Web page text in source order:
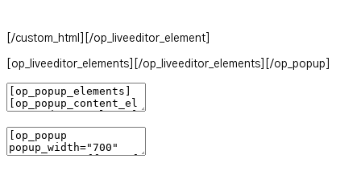
[/custom_html][/op_liveeditor_element]
[op_liveeditor_elements][/op_liveeditor_elements][/op_popup]